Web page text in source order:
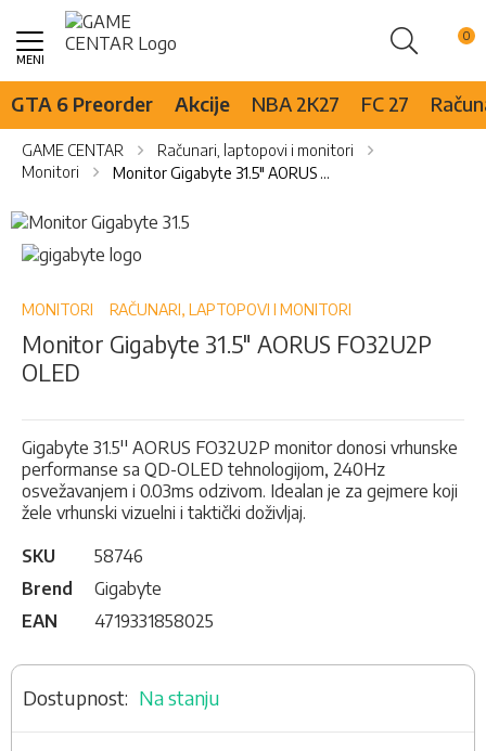
Pretraži
Skip
Content
GTA 6 Preorder Akcije NBA 2K27 FC 27
GAME CENTAR
Računari, laptopovi i monitori
Monitori
Monitor Gigabyte 31.5" AORUS FO32U2P OLED
Skip
to
the
of
images
gallery
Skip
to
beginning
the
images
MONITORI RAČUNARI, LAPTOPOVI I MONITORI
Monitor Gigabyte 31.5" AORUS FO32U2P
OLED
Gigabyte 31.5'' AORUS FO32U2P monitor donosi vrhunske
performanse sa QD-OLED tehnologijom, 240Hz
osvežavanjem i 0.03ms odzivom. Idealan je za gejmere koji
žele vrhunski vizuelni i taktički doživljaj.
SKU
58746
Brend
Gigabyte
EAN
4719331858025
Na stanju